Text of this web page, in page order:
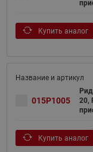
Купить аналог
015P1005
20,
Купить аналог